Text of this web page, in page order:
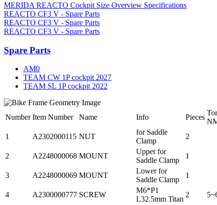
MERIDA REACTO Cockpit Size Overview Specifications
REACTO CF3 V - Spare Parts
REACTO CF3 V - Spare Parts
REACTO CF3 V - Spare Parts
Spare Parts
AM0
TEAM CW 1P cockpit 2027
TEAM SL 1P cockpit 2022
Number Item Number Name Info Pieces
1
A2302000115 NUT
for Saddle
Clamp
2
2 A2248000068 MOUNT
Upper for
Saddle Clamp
1
3 A2248000069 MOUNT
Lower for
Saddle Clamp
1
4 A2300000777 SCREW
M6*P1
L32.5mm Titan
2